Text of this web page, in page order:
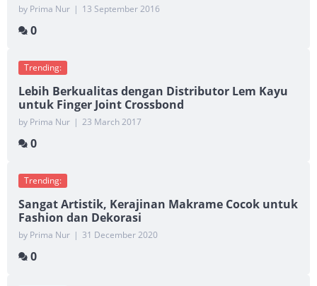
by Prima Nur | 13 September 2016
0
Trending:
Lebih Berkualitas dengan Distributor Lem Kayu
untuk Finger Joint Crossbond
by Prima Nur | 23 March 2017
0
Trending:
Sangat Artistik, Kerajinan Makrame Cocok untuk
Fashion dan Dekorasi
by Prima Nur | 31 December 2020
0